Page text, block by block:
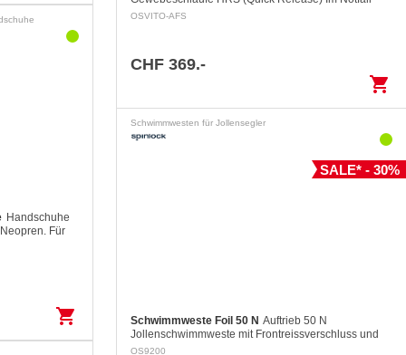
Handschuhe
Für
ist der
shopping_cart
kann die ins Wasser gefallene Person die Notöffnung
OSVITO-AFS
CHF 369.-
shopping_cart
Schwimmwesten für Jollensegler
SALE* - 30%
Schwimmweste Foil 50 N Auftrieb 50 N
Jollenschwimmweste mit Frontreissverschluss und
zwei grossen Fronttaschen Die zweiteilige
OS9200